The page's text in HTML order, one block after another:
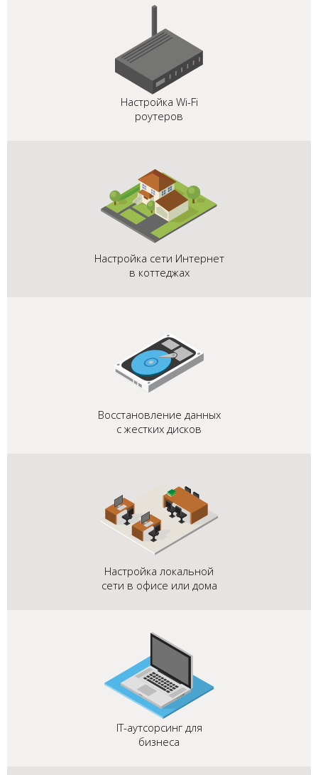
Настройка Wi-Fi
роутеров
Настройка сети Интернет
в коттеджах
Восстановление данных
с жестких дисков
Настройка локальной
сети в офисе или дома
IT-аутсорсинг для
бизнеса